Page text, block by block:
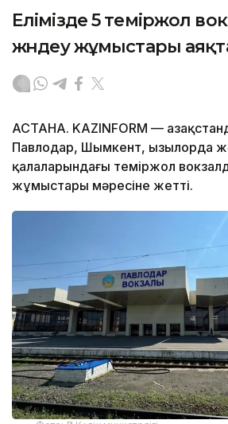
Елімізде 5 теміржол
жөндеу жұмыстары
АСТАНА. KAZINFORM —
Павлодар, Шымкент, Қызылорда
қалаларындағы теміржол
жұмыстары мәресіне жетті.